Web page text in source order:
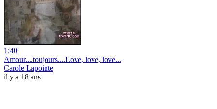
1:40
Amour....toujours....Love, love, love...
Carole Lapointe
il y a 18 ans